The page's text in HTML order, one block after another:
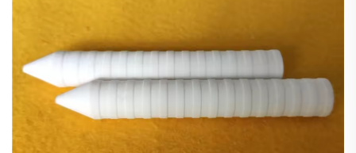
까지 산업용 세라믹스의 전략적 가치는 점점 더 두드러
지고 있습니다. 향후 산업은 기술 혁신을 핵심 동력으로
삼아 산업·대학·연구기관 간 협력적 혁신을 강화하고 핵
심 핵심 기술을 돌파해야 합니다. 또한 녹색 전환을 지
속 가능한 발전의 배경으로 삼아 자원을 효율적으로 활